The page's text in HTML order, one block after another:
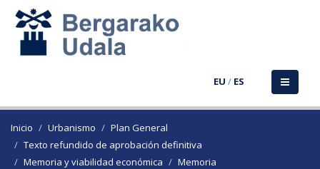
EU / ES
Inicio Urbanismo
Plan General
Texto refundido de aprobación definitiva
Memoria y viabilidad económica
Memoria